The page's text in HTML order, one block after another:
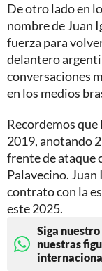
De otro lado en
nombre de Juan
fuerza para
delantero
conversaciones
en los medios
Recordemos que
2019, anotando
frente de ataque
Palavecino.
contrato con la
este 2025.
Siga
nuestras